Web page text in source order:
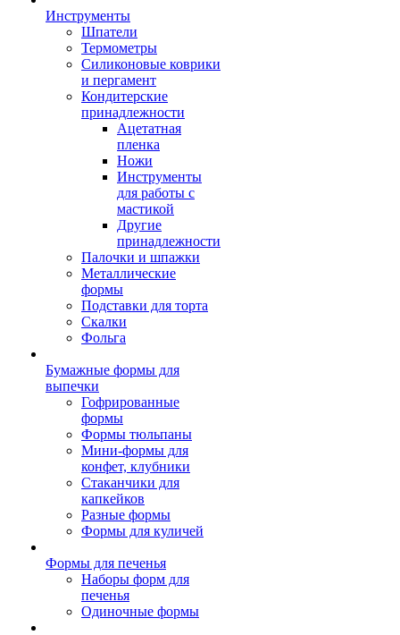
Инструменты
Шпатели
Термометры
Силиконовые коврики
и пергамент
Кондитерские
принадлежности
Ацетатная
пленка
Ножи
Инструменты
для работы с
мастикой
Другие
принадлежности
Палочки и шпажки
Металлические
формы
Подставки для торта
Скалки
Фольга
Бумажные формы для
выпечки
Гофрированные
формы
Формы тюльпаны
Мини-формы для
конфет, клубники
Стаканчики для
капкейков
Разные формы
Формы для куличей
Формы для печенья
Наборы форм для
печенья
Одиночные формы